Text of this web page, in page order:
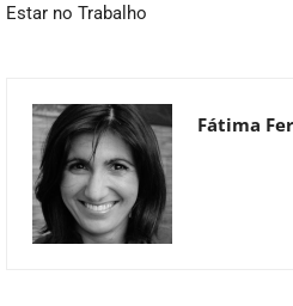
Estar no Trabalho
Fátima